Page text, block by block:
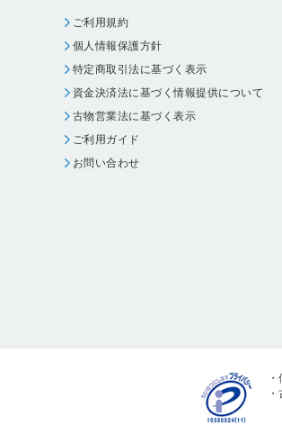
ご利用規約
個人情報保護方針
特定商取引法に基づく表示
資金決済法に基づく情報提供について
古物営業法に基づく表示
ご利用ガイド
お問い合わせ
・
・